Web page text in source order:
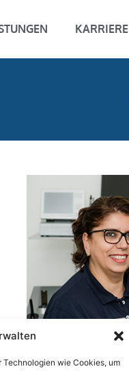
wie Cookies, um
KARRIERE